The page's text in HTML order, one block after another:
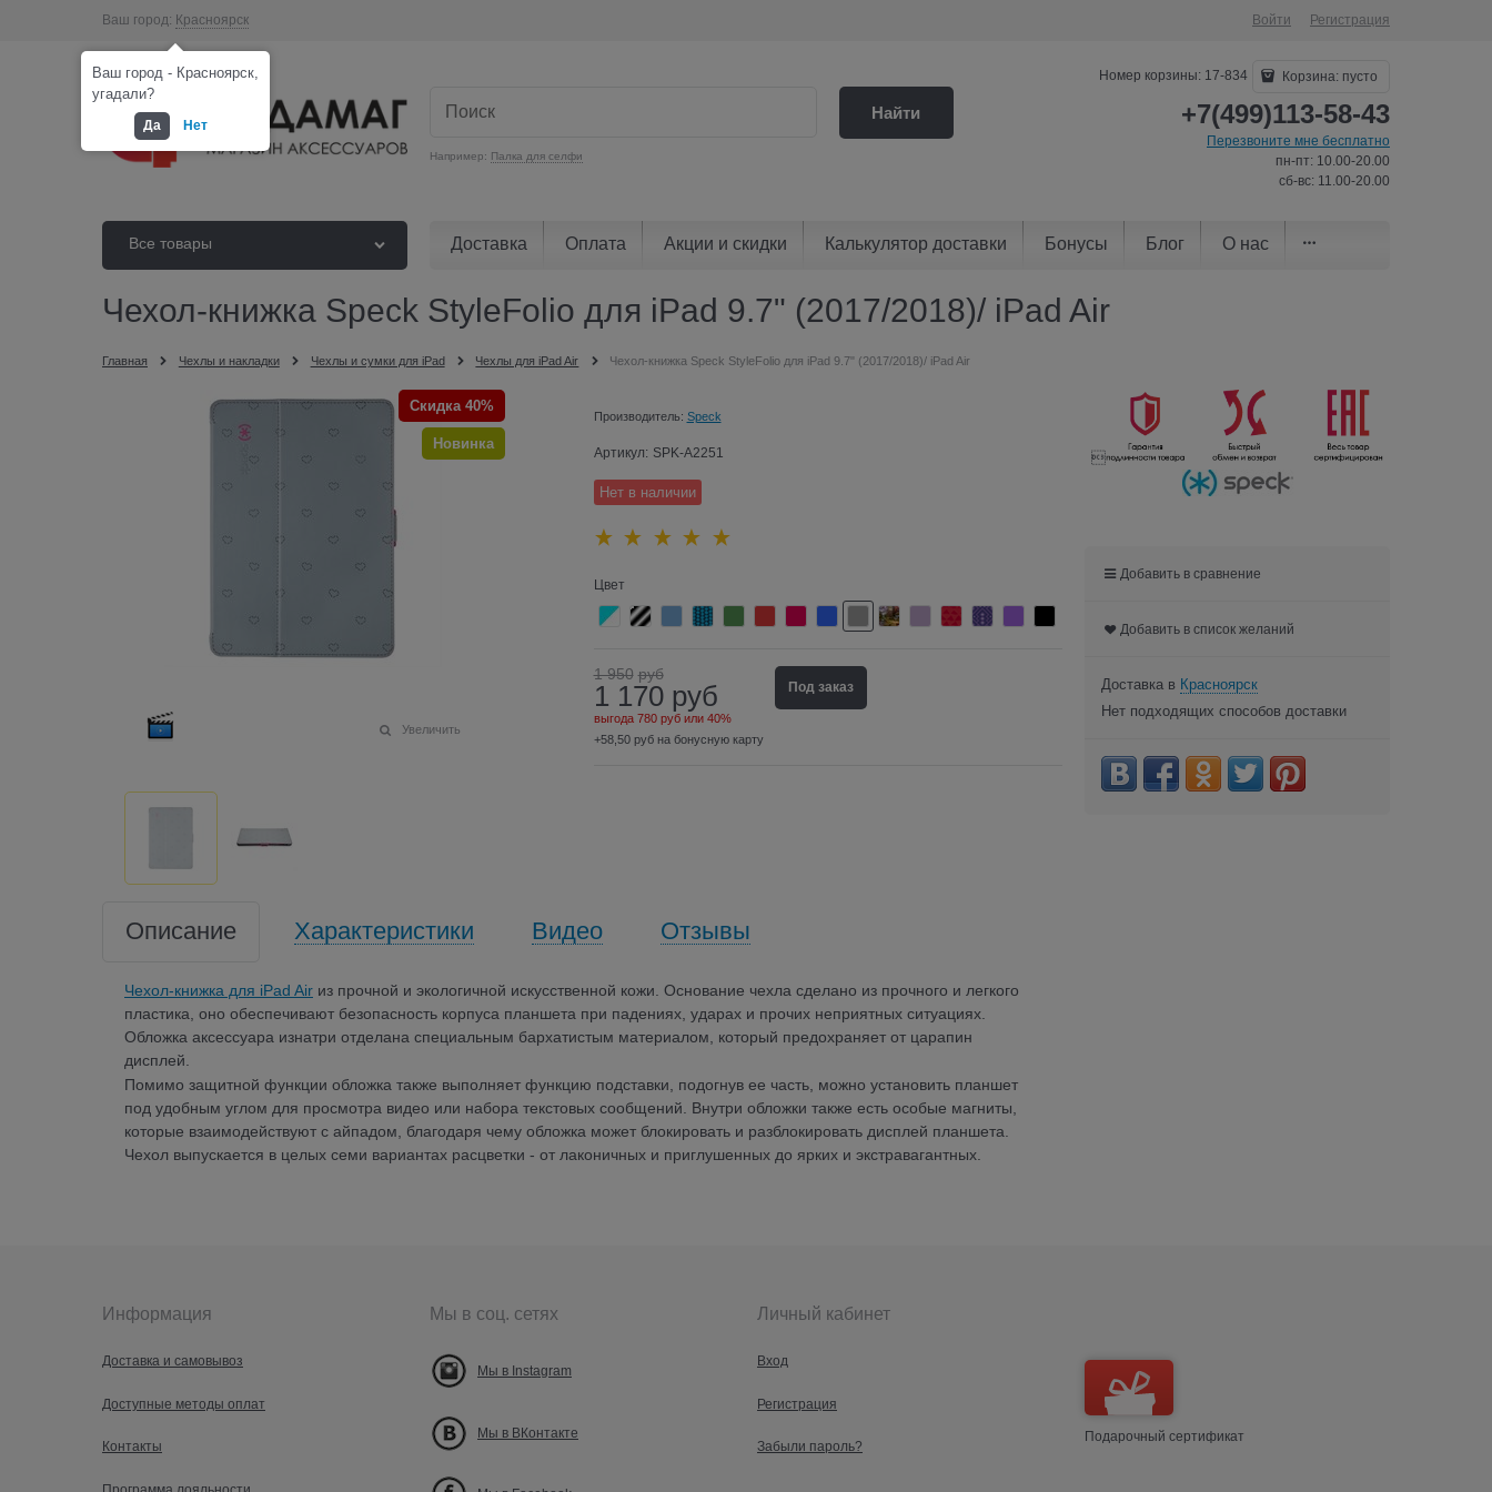
Ваш город: Красноярск Войти Регистрация
Например: Палка для селфи
Найти
Номер корзины: 17-834 Корзина: пусто
+7(499)113-58-43
Перезвоните мне бесплатно
пн-пт: 10.00-20.00
сб-вс: 11.00-20.00
Все товары Доставка Оплата Акции и скидки Калькулятор доставки Бонусы Блог О нас
Чехол-книжка Speck StyleFolio для iPad 9.7" (2017/2018)/ iPad Air
Главная Чехлы и накладки Чехлы и сумки для iPad Чехлы для iPad Air Чехол-книжка Speck StyleFolio для iPad 9.7" (2017/2018)/ iPad Air
Скидка 40%
Новинка
Увеличить
Производитель: Speck
Артикул: SPK-A2251
Нет в наличии
Цвет
1 950 руб
1 170 руб
выгода 780 рубили 40%
+58,50 руб на бонусную карту
Под заказ
Описание Характеристики Видео Отзывы
Чехол-книжка для iPad Air из прочной и экологичной искусственной кожи. Основание чехла сделано из прочного и легкого
пластика, оно обеспечивают безопасность корпуса планшета при падениях, ударах и прочих неприятных ситуациях.
Обложка аксессуара изнатри отделана специальным бархатистым материалом, который предохраняет от царапин
дисплей.
Помимо защитной функции обложка также выполняет функцию подставки, подогнув ее часть, можно установить планшет
под удобным углом для просмотра видео или набора текстовых сообщений. Внутри обложки также есть особые магниты,
которые взаимодействуют с айпадом, благодаря чему обложка может блокировать и разблокировать дисплей планшета.
Чехол выпускается в целых семи вариантах расцветки - от лаконичных и приглушенных до ярких и экстравагантных.

Добавить в сравнение
Добавить в список желаний
Доставка в Красноярск
Нет подходящих способов доставки
Информация
Доставка и самовывоз
Доступные методы оплат
Контакты
Мы в соц. сетях
Мы в Instagram
Мы в ВКонтакте
Личный кабинет
Вход
Регистрация
Забыли пароль?
Подарочный сертификат
Ваш город - Красноярск,
угадали?
Да Нет